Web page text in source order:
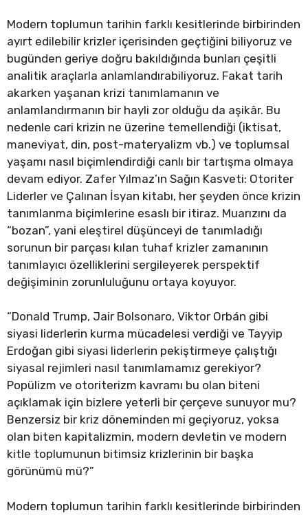
Modern toplumun tarihin farklı kesitlerinde birbirinden
ayırt edilebilir krizler içerisinden geçtiğini biliyoruz ve
bugünden geriye doğru bakıldığında bunları çeşitli
analitik araçlarla anlamlandırabiliyoruz. Fakat tarih
akarken yaşanan krizi tanımlamanın ve
anlamlandırmanın bir hayli zor olduğu da aşikâr. Bu
nedenle cari krizin ne üzerine temellendiği (iktisat,
maneviyat, din, post-materyalizm vb.) ve toplumsal
yaşamı nasıl biçimlendirdiği canlı bir tartışma olmaya
devam ediyor. Zafer Yılmaz’ın Sağın Kasveti: Otoriter
Liderler ve Çalınan İsyan kitabı, her şeyden önce krizin
tanımlanma biçimlerine esaslı bir itiraz. Muarızını da
“bozan”, yani eleştirel düşünceyi de tanımladığı
sorunun bir parçası kılan tuhaf krizler zamanının
tanımlayıcı özelliklerini sergileyerek perspektif
değişiminin zorunluluğunu ortaya koyuyor.
“Donald Trump, Jair Bolsonaro, Viktor Orbán gibi
siyasi liderlerin kurma mücadelesi verdiği ve Tayyip
Erdoğan gibi siyasi liderlerin pekiştirmeye çalıştığı
siyasal rejimleri nasıl tanımlamamız gerekiyor?
Popülizm ve otoriterizm kavramı bu olan biteni
açıklamak için bizlere yeterli bir çerçeve sunuyor mu?
Benzersiz bir kriz döneminden mi geçiyoruz, yoksa
olan biten kapitalizmin, modern devletin ve modern
kitle toplumunun bitimsiz krizlerinin bir başka
görünümü mü?”
Modern toplumun tarihin farklı kesitlerinde birbirinden